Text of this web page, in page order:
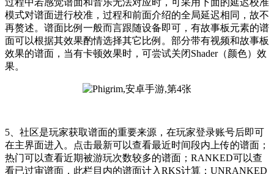
过程中若感觉谱面和音乐无法对应时，可采用下面的延迟校准
模式对谱面进行校准，过程和前面介绍的全局延迟相同，故不
再赘述。谱面比例一般而言跟随设备即可，有故事板元素的谱
面可以根据其效果酌情选择其它比例。部分带有视频和故事板
效果的谱面，当有卡顿效果时，可尝试关闭Shader（颜色）效
果。
5、社区是玩家获取谱面的重要来源，在玩家登录账号后即可
在主界面进入。点击最新可以查看最近时间段内上传的谱面；
热门可以查看近期被游玩次数较多的谱面；RANKED可以查
看已过审谱面，此栏目内的谱面计入RKS计算；UNRANKED